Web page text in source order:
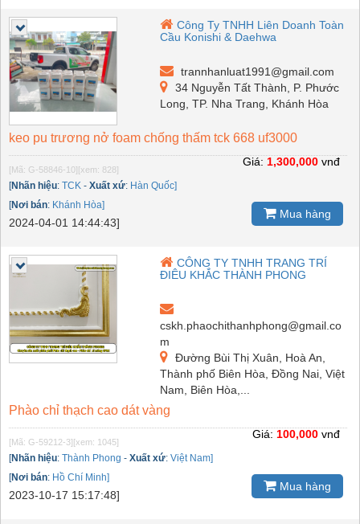
Công Ty TNHH Liên Doanh Toàn
Cầu Konishi & Daehwa
trannhanluat1991@gmail.com
34 Nguyễn Tất Thành, P. Phước
Long, TP. Nha Trang, Khánh Hòa
keo pu trương nở foam chống thấm tck 668 uf3000
[Mã: G-58846-10] [xem: 828]
[Nhãn hiệu: TCK - Xuất xứ: Hàn Quốc]
[Nơi bán: Khánh Hòa]
2024-04-01 14:44:43]
Giá: 1,300,000 vnđ
Mua hàng
CÔNG TY TNHH TRANG TRÍ
ĐIÊU KHẮC THÀNH PHONG
cskh.phaochithanhphong@gmail.co
m
Đường Bùi Thị Xuân, Hoà An,
Thành phố Biên Hòa, Đồng Nai, Việt
Nam, Biên Hòa,...
Phào chỉ thạch cao dát vàng
[Mã: G-59212-3] [xem: 1045]
[Nhãn hiệu: Thành Phong - Xuất xứ: Việt Nam]
[Nơi bán: Hồ Chí Minh]
2023-10-17 15:17:48]
Giá: 100,000 vnđ
Mua hàng